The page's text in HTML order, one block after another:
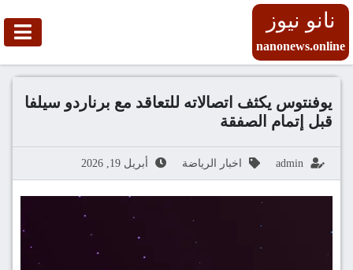
نانو نيوز
nanonews.online
يوفنتوس يكثف اتصالاته للتعاقد مع برناردو سيلفا
قبل إتمام الصفقة
admin اخبار الرياضة أبريل 19, 2026